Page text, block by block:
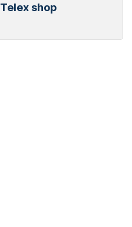
Telex shop